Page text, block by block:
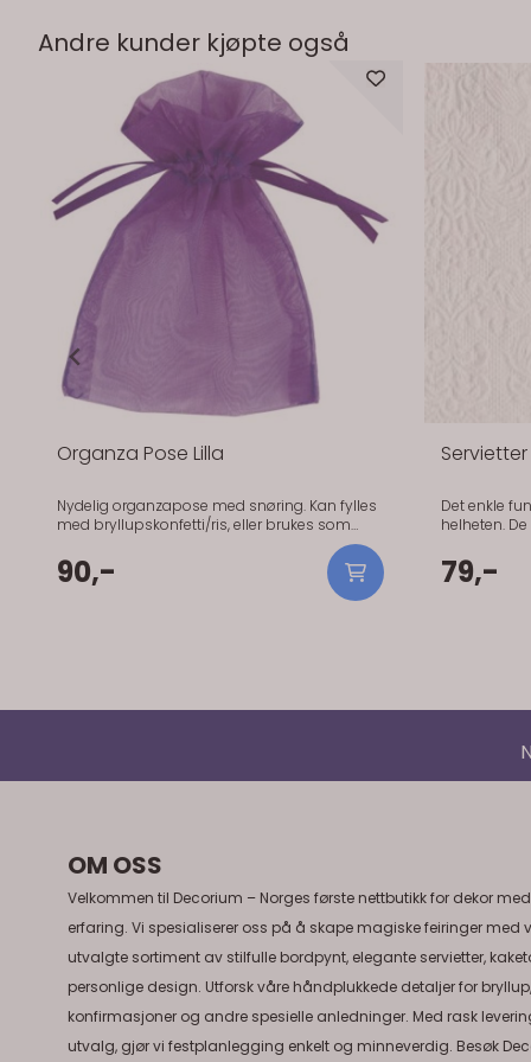
Andre kunder kjøpte også
Organza Pose Lilla
Nydelig organzapose med snøring. Kan fylles
med bryllupskonfetti/ris, eller brukes som
100mm x 75mm. 10 stk pr pakke.
90,-
Det enkle
helheten. De brukes når du vil ha et rent og
oversiktlig
middagen og er
resten av
Spesielt
cm Antall:
79,-
OM OSS
Velkommen til Decorium – Norges første nettbutikk for dekor
erfaring. Vi spesialiserer oss på å skape magiske feiringer med
utvalgte sortiment av stilfulle bordpynt, elegante servietter,
personlige design. Utforsk våre håndplukkede detaljer for
konfirmasjoner og andre spesielle anledninger. Med rask
utvalg, gjør vi festplanlegging enkelt og minneverdig. Besøk